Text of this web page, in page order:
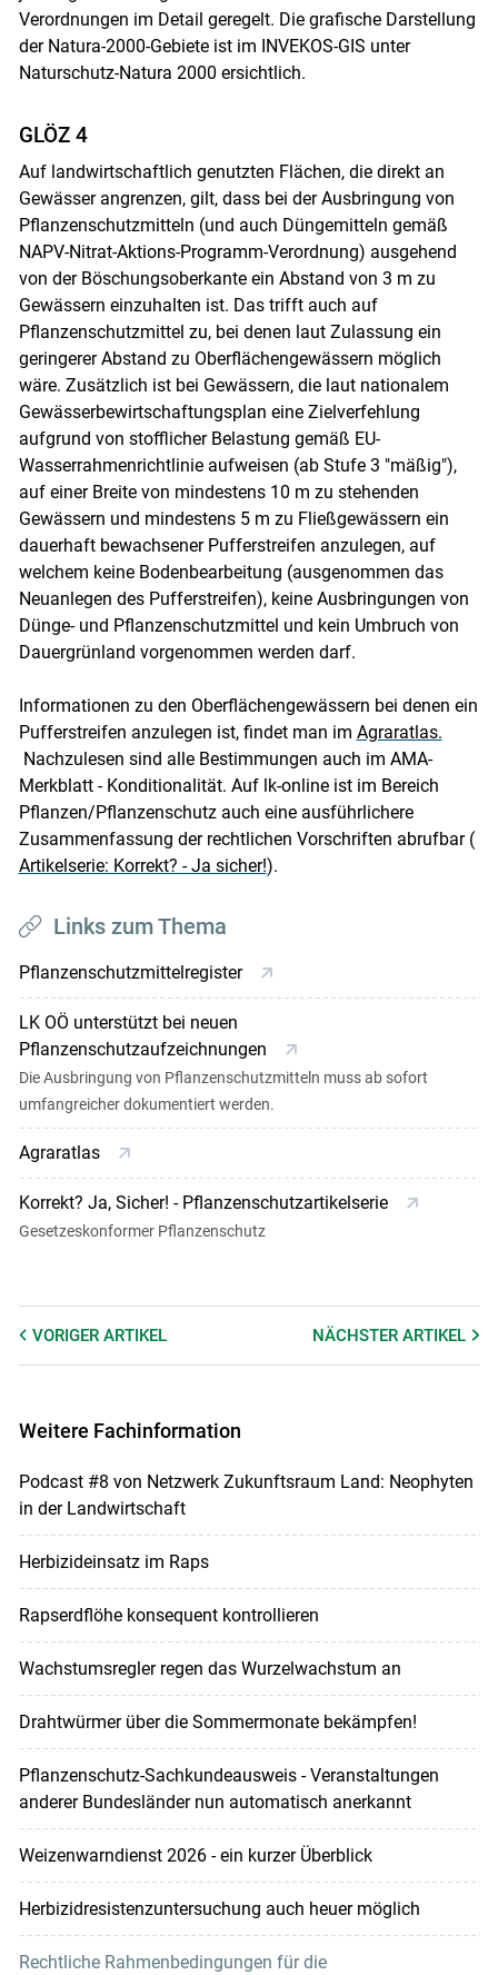
Verordnungen im Detail geregelt. Die grafische Darstellung
der Natura-2000-Gebiete ist im INVEKOS-GIS unter
Naturschutz-Natura 2000 ersichtlich.
GLÖZ 4
Auf landwirtschaftlich genutzten Flächen, die direkt an
Gewässer angrenzen, gilt, dass bei der Ausbringung von
Pflanzenschutzmitteln (und auch Düngemitteln gemäß
NAPV-Nitrat-Aktions-Programm-Verordnung) ausgehend
von der Böschungsoberkante ein Abstand von 3 m zu
Gewässern einzuhalten ist. Das trifft auch auf
Pflanzenschutzmittel zu, bei denen laut Zulassung ein
geringerer Abstand zu Oberflächengewässern möglich
wäre. Zusätzlich ist bei Gewässern, die laut nationalem
Gewässerbewirtschaftungsplan eine Zielverfehlung
aufgrund von stofflicher Belastung gemäß EU-
Wasserrahmenrichtlinie aufweisen (ab Stufe 3 "mäßig"),
auf einer Breite von mindestens 10 m zu stehenden
Gewässern und mindestens 5 m zu Fließgewässern ein
dauerhaft bewachsener Pufferstreifen anzulegen, auf
welchem keine Bodenbearbeitung (ausgenommen das
Neuanlegen des Pufferstreifen), keine Ausbringungen von
Dünge- und Pflanzenschutzmittel und kein Umbruch von
Dauergrünland vorgenommen werden darf.
Informationen zu den Oberflächengewässern bei denen ein
Pufferstreifen anzulegen ist, findet man im Agraratlas.
Nachzulesen sind alle Bestimmungen auch im AMA-
Merkblatt - Konditionalität. Auf lk-online ist im Bereich
Pflanzen/Pflanzenschutz auch eine ausführlichere
Zusammenfassung der rechtlichen Vorschriften abrufbar (
Artikelserie: Korrekt? - Ja sicher!).
Links zum Thema
Pflanzenschutzmittelregister
LK OÖ unterstützt bei neuen
Pflanzenschutzaufzeichnungen
Die Ausbringung von Pflanzenschutzmitteln muss ab sofort
umfangreicher dokumentiert werden.
Agraratlas
Korrekt? Ja, Sicher! - Pflanzenschutzartikelserie
Gesetzeskonformer Pflanzenschutz
VORIGER ARTIKEL NÄCHSTERARTIKEL
Weitere Fachinformation
Podcast #8 von Netzwerk Zukunftsraum Land: Neophyten
in der Landwirtschaft
Herbizideinsatz im Raps
Rapserdflöhe konsequent kontrollieren
Wachstumsregler regen das Wurzelwachstum an
Drahtwürmer über die Sommermonate bekämpfen!
Pflanzenschutz-Sachkundeausweis - Veranstaltungen
anderer Bundesländer nun automatisch anerkannt
Weizenwarndienst 2026 - ein kurzer Überblick
Herbizidresistenzuntersuchung auch heuer möglich
Rechtliche Rahmenbedingungen für die